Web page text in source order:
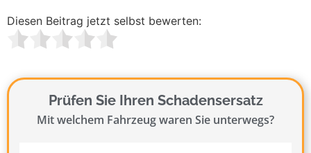
Diesen Beitrag jetzt selbst bewerten:
Prüfen Sie Ihren Schadensersatz
Mit welchem Fahrzeug waren Sie unterwegs?